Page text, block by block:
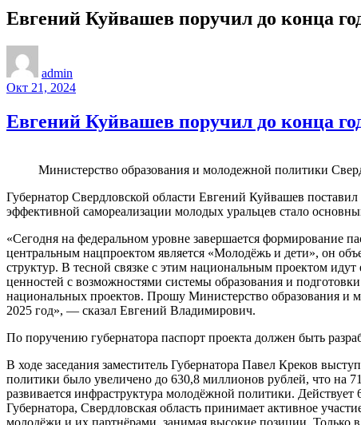
Евгений Куйвашев поручил до конца
admin
Окт 21, 2024
Евгений Куйвашев поручил до конца
Министерство образования и молодежной политики
Губернатор Свердловской области Евгений Куйвашев
эффективной самореализации молодых уральцев стало
«Сегодня на федеральном уровне завершается формирование
центральным нацпроектом является «Молодёжь и дети», он
структур. В тесной связке с этим национальным проектом
ценностей с возможностями системы образования и
национальных проектов. Прошу Министерство образования и
2025 год», — сказал Евгений Владимирович.
По поручению губернатора паспорт проекта должен быть
В ходе заседания заместитель Губернатора Павел Креков
политики было увеличено до 630,8 миллионов рублей, что на
развивается инфраструктура молодёжной политики.
Губернатора, Свердловская область принимает активное
молодёжи и их партнёрами, занимая высокие позиции. Только